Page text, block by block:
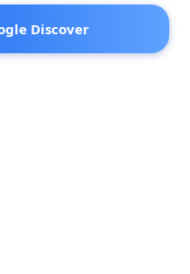
Discover